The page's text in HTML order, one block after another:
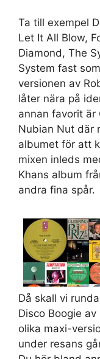
Ta till exempel
Let It All Blow,
Diamond, The
System fast
versionen av
låter nära på
annan favorit är
Nubian Nut där
albumet för att
mixen inleds
Khans album
andra fina spår.
Då skall vi
Disco Boogie
olika maxi-
under resans